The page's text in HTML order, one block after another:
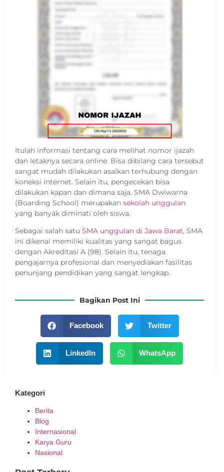
Itulah informasi tentang cara melihat nomor ijazah
dan letaknya secara online. Bisa dibilang cara tersebut
sangat mudah dilakukan asalkan terhubung dengan
koneksi internet. Selain itu, pengecekan bisa
dilakukan kapan dan dimana saja. SMA Dwiwarna
(Boarding School) merupakan sekolah unggulan
yang banyak diminati oleh siswa.
Sebagai salah satu SMA unggulan di Jawa Barat, SMA
ini dikenal memiliki kualitas yang sangat bagus
dengan Akreditasi A (98). Selain itu, tenaga
pengajarnya profesional dan menyediakan fasilitas
penunjang pendidikan yang sangat lengkap.
Bagikan Post Ini
Facebook Twitter
LinkedIn WhatsApp
Kategori
Berita
Blog
Internasional
Karya Guru
Nasional